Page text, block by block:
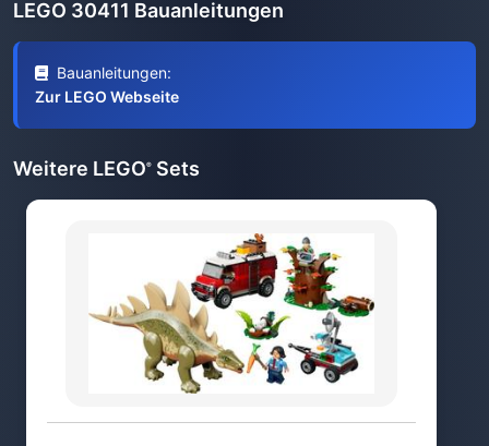
LEGO 30411 Bauanleitungen
Bauanleitungen:
Zur LEGO Webseite
Weitere LEGO® Sets